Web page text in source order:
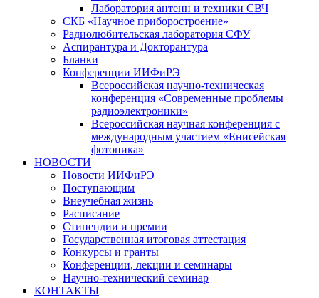
Лаборатория антенн и техники СВЧ
СКБ «Научное приборостроение»
Радиолюбительская лаборатория СФУ
Аспирантура и Докторантура
Бланки
Конференции ИИФиРЭ
Всероссийская научно-техническая
конференция «Современные проблемы
радиоэлектроники»
Всероссийская научная конференция с
международным участием «Енисейская
фотоника»
НОВОСТИ
Новости ИИФиРЭ
Поступающим
Внеучебная жизнь
Расписание
Стипендии и премии
Государственная итоговая аттестация
Конкурсы и гранты
Конференции, лекции и семинары
Научно-технический семинар
КОНТАКТЫ